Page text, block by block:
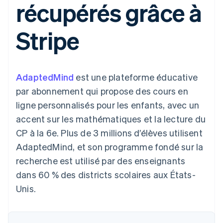
Moyens de
paiement
de 125
Terminal
Paiements en
Authorization
Boost
Acceptation
optimisée
Link
Paiements
accélérés
Connections
Comptes
associés
Recognition
Comptabilité
automatisée
des données
Plus
l’application
Marketplaces
Gestion financière
SaaS
Par secteur
Entreprises d'IA
Économie des
créateurs
Jeux
loisirs
Assurance
Médias et
divertissements
entreprises
Gérer des
abonnements
Proposer une
Émettre des cartes
bancaires adossées à
services avec des
agents
Ressources
Intégrations
d'applications
Exemples de code
Blog des développeurs
Entreprise
Sessions : conférence
annuelle
presse
Stripe Press
Contact
Contacter notre équipe
Devenir partenaire
récupérés grâce à
Stripe
AdaptedMind est une plateforme éducative
par abonnement qui propose des cours en
ligne personnalisés pour les enfants, avec un
accent sur les mathématiques et la lecture du
CP à la 6e. Plus de 3 millions d’élèves utilisent
AdaptedMind, et son programme fondé sur la
recherche est utilisé par des enseignants
dans 60 % des districts scolaires aux États-
Unis.